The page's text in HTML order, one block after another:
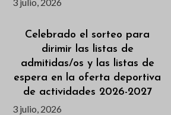
Celebrado el sorteo para
dirimir las listas de
admitidas/os y las listas de
espera en la oferta deportiva
de actividades 2026-2027
3 julio, 2026